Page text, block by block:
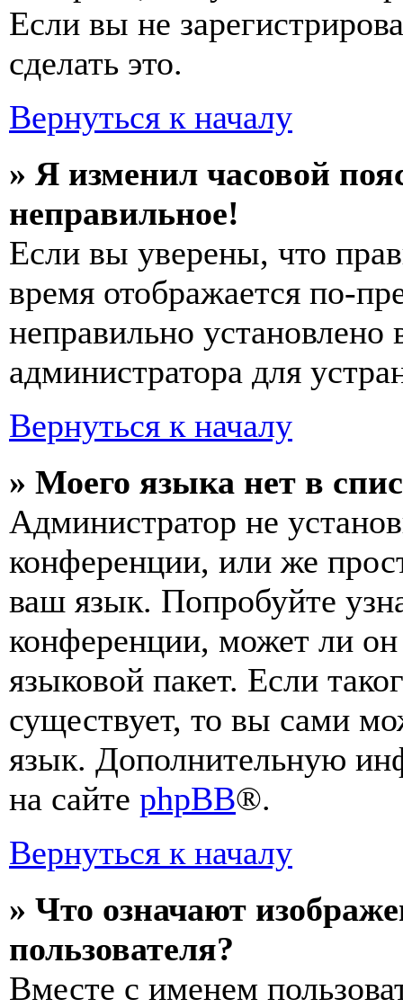
Если вы не
сделать это.
Вернуться к началу
» Я изменил часовой
неправильное!
Если вы уверены, что
время отображается по-
неправильно установлено
администратора для
Вернуться к началу
» Моего языка нет в
Администратор не
конференции, или же
ваш язык. Попробуйте
конференции, может ли
языковой пакет. Если
существует, то вы сами
язык. Дополнительную
на сайте phpBB®.
Вернуться к началу
» Что означают
пользователя?
Вместе с именем